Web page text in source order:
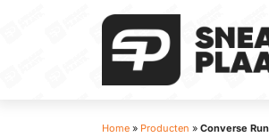
Home » Producten » Converse